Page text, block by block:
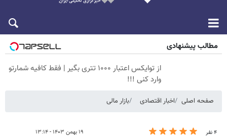
مطالب پیشنهادی
از توایکس اعتبار ۱۰۰۰ تتری بگیر | فقط کافیه شمارتو
وارد کنی !!!
صفحه اصلی اخبار اقتصادی بازار مالی
۴ نفر ۱۹ بهمن ۱۴۰۳ - ۱۳:۱۴